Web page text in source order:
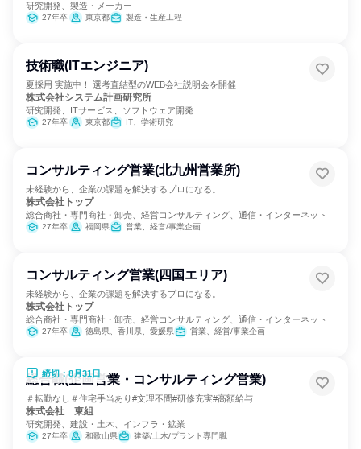
研究開発、製造・メーカー
27年卒 東京都 製造・生産工程
技術職(ITエンジニア)
夏採用 実施中！ 選考直結型のWEB会社説明会を開催
株式会社システム計画研究所
研究開発、ITサービス、ソフトウェア開発
27年卒 東京都 IT、学術研究
コンサルティング営業(北九州営業所)
未経験から、企業の課題を解決するプロになる。
株式会社トップ
総合商社・専門商社・卸売、経営コンサルティング、通信・インターネット
27年卒 福岡県 営業、経営/事業企画
コンサルティング営業(四国エリア)
未経験から、企業の課題を解決するプロになる。
株式会社トップ
総合商社・専門商社・卸売、経営コンサルティング、通信・インターネット
27年卒 徳島県、香川県、愛媛県 営業、経営/事業企画
締切：8月31日
総合職(企画営業・コンサルティング営業)
＃転勤なし＃住宅手当あり#文理不問#研修充実#高額給与
株式会社 東組
研究開発、建設・土木、インフラ・鉱業
27年卒 和歌山県 建築/土木/プラント専門職